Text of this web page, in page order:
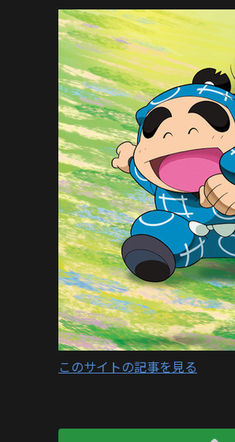
このサイトの記事を見る